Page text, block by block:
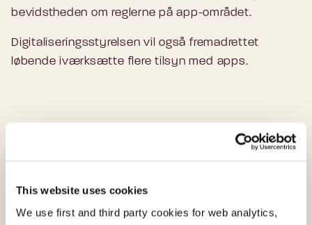
This website uses cookies
We use first and third party cookies for web analytics,
bevidstheden om reglerne på app-området.
Digitaliseringsstyrelsen vil også fremadrettet
løbende iværksætte flere tilsyn med apps.
Digitaliseringsstyrelsen fører tilsyn med
anvendelsen af cookies og lignende teknologier.